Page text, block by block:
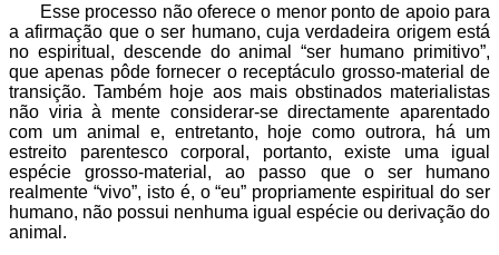
Esse processo não oferece o menor ponto de apoio para
a afirmação que o ser humano, cuja verdadeira origem está
no espiritual, descende do animal “ser humano primitivo”,
que apenas pôde fornecer o receptáculo grosso-material de
transição. Também hoje aos mais obstinados materialistas
não viria à mente considerar-se directamente aparentado
com um animal e, entretanto, hoje como outrora, há um
estreito parentesco corporal, portanto, existe uma igual
espécie grosso-material, ao passo que o ser humano
realmente “vivo”, isto é, o “eu” propriamente espiritual do ser
humano, não possui nenhuma igual espécie ou derivação do
animal.